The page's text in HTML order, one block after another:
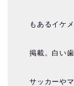
もあるイケ
掲載。白い
サッカーや